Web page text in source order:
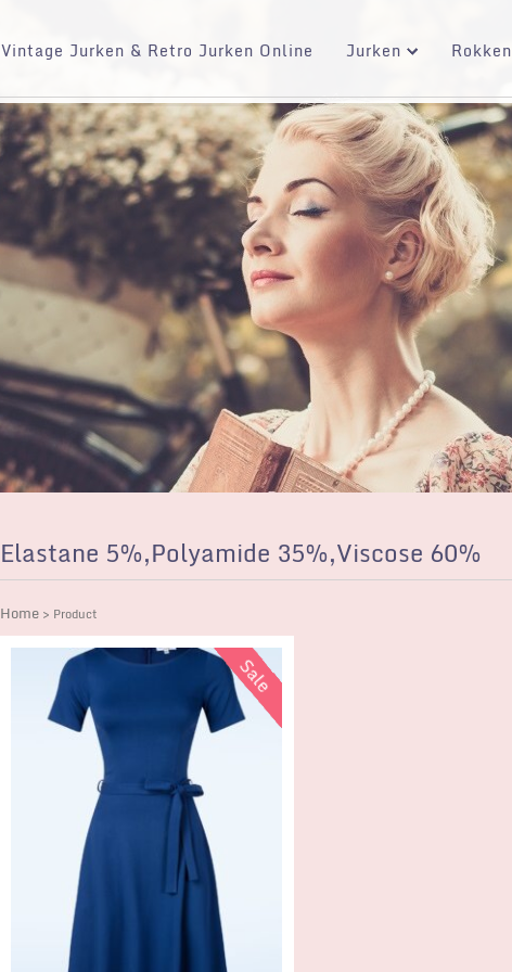
Vintage Jurken & Retro Jurken Online Jurken Rokken
Elastane 5%,Polyamide 35%,Viscose 60%
Home > Product